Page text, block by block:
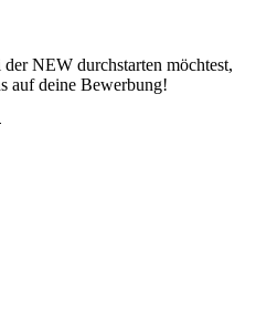
NEW durchstarten möchtest,
auf deine Bewerbung!